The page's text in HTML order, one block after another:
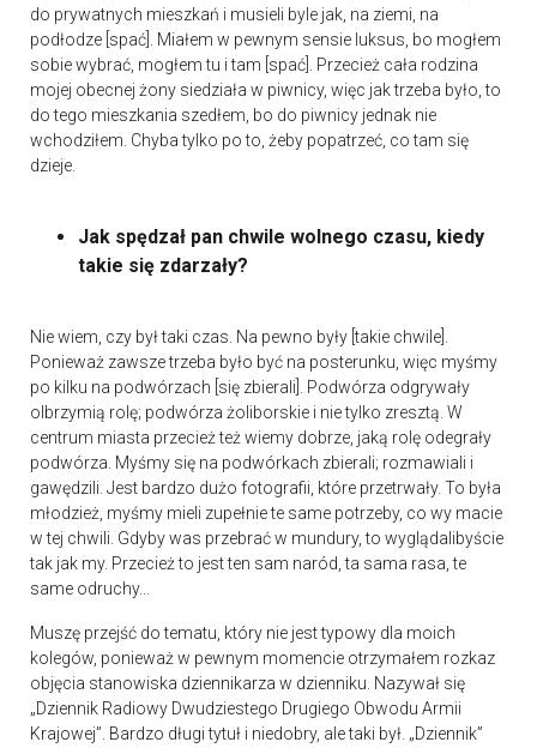
do prywatnych mieszkań i musieli byle jak, na ziemi, na
podłodze [spać]. Miałem w pewnym sensie luksus, bo mogłem
sobie wybrać, mogłem tu i tam [spać]. Przecież cała rodzina
mojej obecnej żony siedziała w piwnicy, więc jak trzeba było, to
do tego mieszkania szedłem, bo do piwnicy jednak nie
wchodziłem. Chyba tylko po to, żeby popatrzeć, co tam się
dzieje.
Jak spędzał pan chwile wolnego czasu, kiedy
takie się zdarzały?
Nie wiem, czy był taki czas. Na pewno były [takie chwile].
Ponieważ zawsze trzeba było być na posterunku, więc myśmy
po kilku na podwórzach [się zbierali]. Podwórza odgrywały
olbrzymią rolę; podwórza żoliborskie i nie tylko zresztą. W
centrum miasta przecież też wiemy dobrze, jaką rolę odegrały
podwórza. Myśmy się na podwórkach zbierali; rozmawiali i
gawędzili. Jest bardzo dużo fotografii, które przetrwały. To była
młodzież, myśmy mieli zupełnie te same potrzeby, co wy macie
w tej chwili. Gdyby was przebrać w mundury, to wyglądalibyście
tak jak my. Przecież to jest ten sam naród, ta sama rasa, te
same odruchy...
Muszę przejść do tematu, który nie jest typowy dla moich
kolegów, ponieważ w pewnym momencie otrzymałem rozkaz
objęcia stanowiska dziennikarza w dzienniku. Nazywał się
„Dziennik Radiowy Dwudziestego Drugiego Obwodu Armii
Krajowej”. Bardzo długi tytuł i niedobry, ale taki był. „Dziennik”